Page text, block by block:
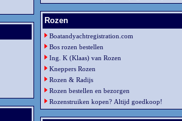
Rozen
Boatandyachtregistration.com
Bos rozen bestellen
Ing. K (Klaas) van Rozen
Kneppers Rozen
Rozen & Radijs
Rozen bestellen en bezorgen
Rozenstruiken kopen? Altijd goedkoop!